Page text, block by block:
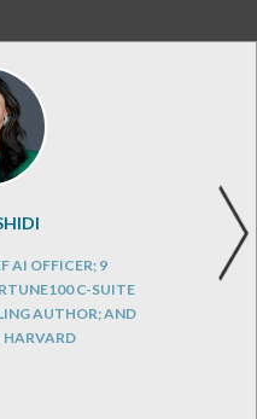
AI OFFICER; 9
C-SUITE
AUTHOR; AND
HARVARD